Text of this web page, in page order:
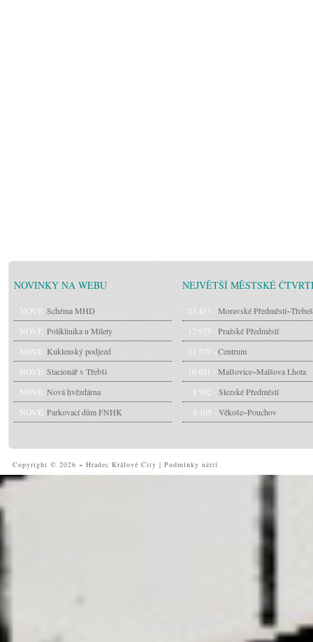
NOVINKY NA WEBU
NOVÉ: Schéma MHD
NOVÉ: Poliklinika u Milety
NOVÉ: Kuklenský podjezd
NOVÉ: Stacionář v Třebši
NOVÉ: Nová hvězdárna
NOVÉ: Parkovací dům FNHK
NEJVĚTŠÍ MĚSTSKÉ
23 413 - Moravské Předměstí~Třebeš
12 975 - Pražské Předměstí
11 779 - Centrum
10 021 - Malšovice~Malšova Lhota
8 982 - Slezské Předměstí
4 105 - Věkoše~Pouchov
Copyright © 2026 ~ Hradec Králové City | Podmínky užití